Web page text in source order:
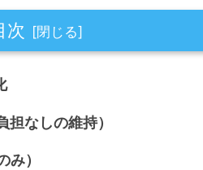
次
なしの維持）
）